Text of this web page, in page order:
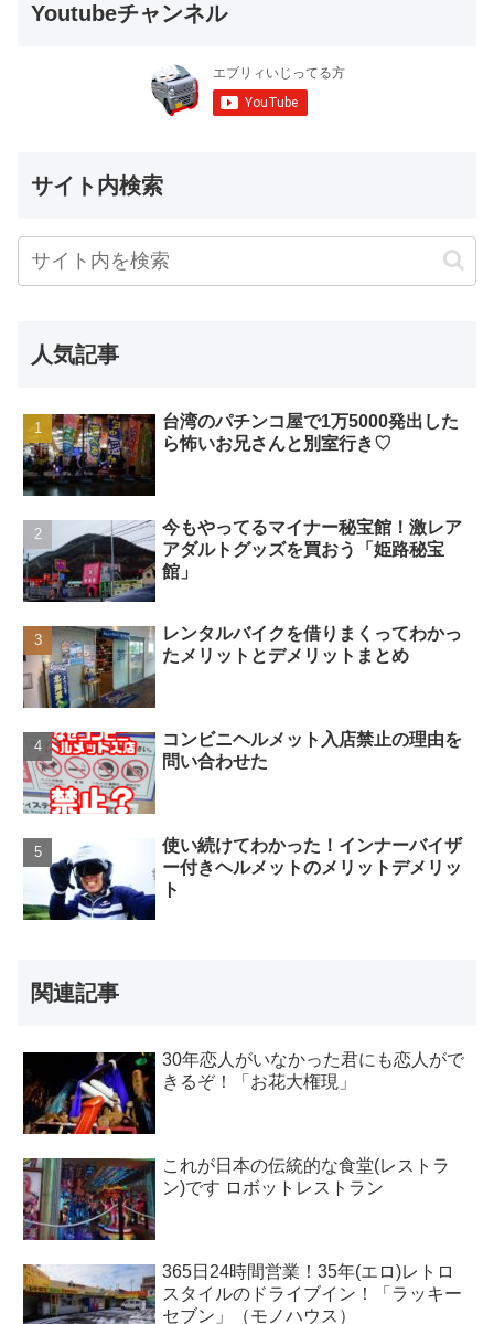
Youtubeチャンネル
サイト内検索
人気記事
台湾のパチンコ屋で1万5000発出した
ら怖いお兄さんと別室行き♡
今もやってるマイナー秘宝館！激レア
アダルトグッズを買おう「姫路秘宝
館」
レンタルバイクを借りまくってわかっ
たメリットとデメリットまとめ
コンビニヘルメット入店禁止の理由を
問い合わせた
使い続けてわかった！インナーバイザ
ー付きヘルメットのメリットデメリッ
ト
関連記事
30年恋人がいなかった君にも恋人がで
きるぞ！「お花大権現」
これが日本の伝統的な食堂(レストラ
ン)です ロボットレストラン
365日24時間営業！35年(エロ)レトロ
スタイルのドライブイン！「ラッキー
セブン」（モノハウス）